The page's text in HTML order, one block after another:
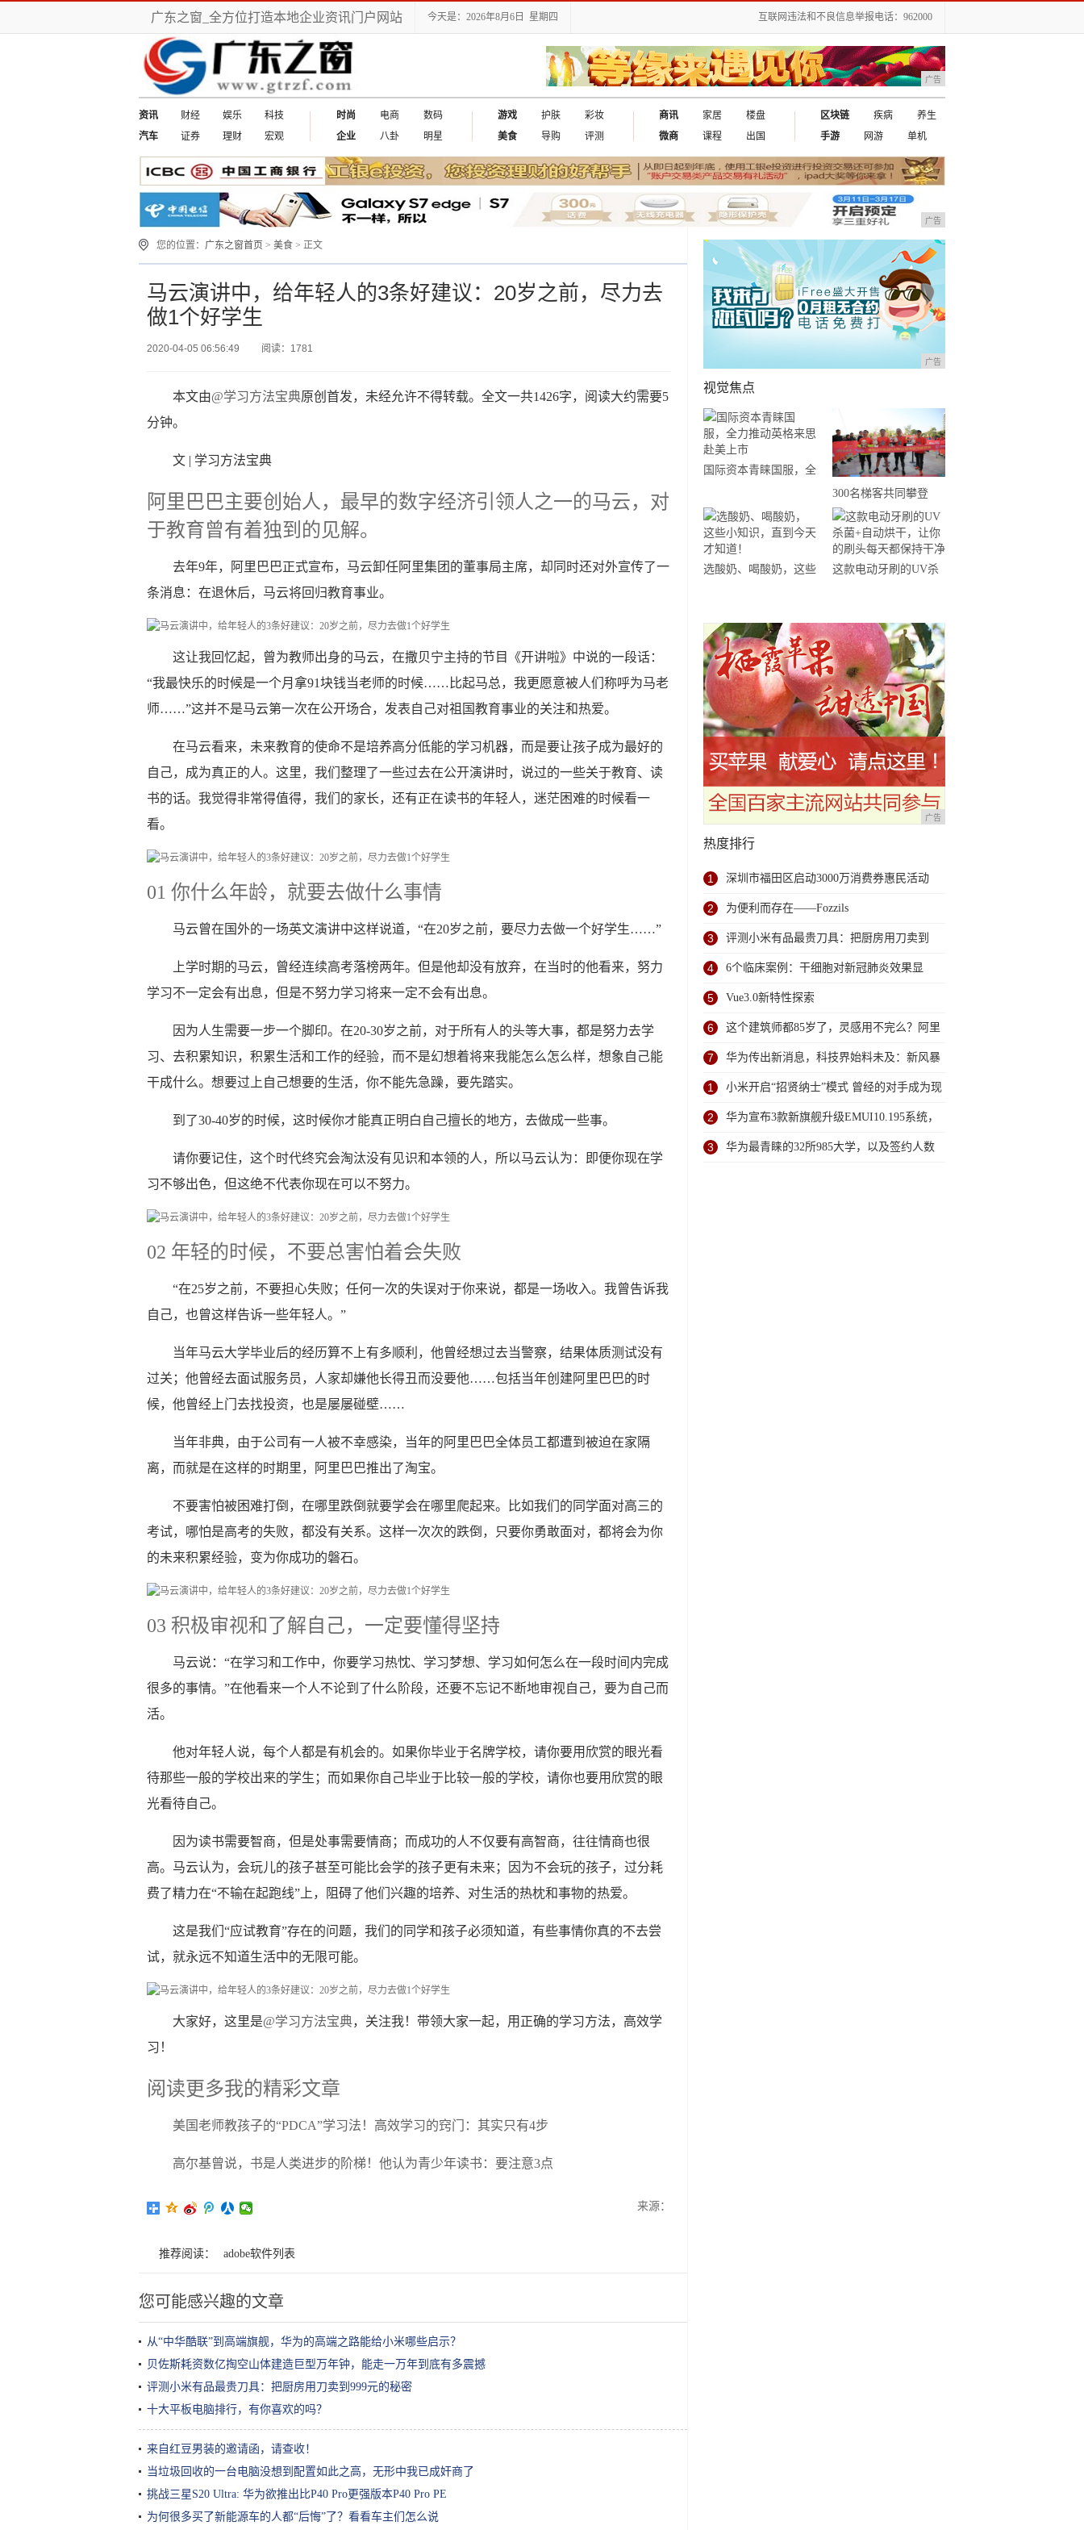
广东之窗_全方位打造本地企业资讯门户网站 今天是：2026年8月6日 星期四 互联网违法和不良信息举报电话：962000
广告
资讯 财经 娱乐
科技
汽车
证券 理财 宏观
时尚 电商
数码
企业
八卦 明星
游戏 护肤
彩妆
美食
导购 评测
商讯 家居
楼盘
微商
课程 出国
区块链 疾病
养生
手游
网游 单机
广告
您的位置： 广东之窗首页 > 美食 > 正文
马云演讲中，给年轻人的3条好建议：20岁之前，尽力去
做1个好学生
2020-04-05 06:56:49 阅读：1781
本文由@学习方法宝典原创首发，未经允许不得转载。全文一共1426字，阅读大约需要5
分钟。
文 | 学习方法宝典
阿里巴巴主要创始人，最早的数字经济引领人之一的马云，对
于教育曾有着独到的见解。
去年9年，阿里巴巴正式宣布，马云卸任阿里集团的董事局主席，却同时还对外宣传了一
条消息：在退休后，马云将回归教育事业。
这让我回忆起，曾为教师出身的马云，在撒贝宁主持的节目《开讲啦》中说的一段话：
“我最快乐的时候是一个月拿91块钱当老师的时候……比起马总，我更愿意被人们称呼为马老
师……”这并不是马云第一次在公开场合，发表自己对祖国教育事业的关注和热爱。
在马云看来，未来教育的使命不是培养高分低能的学习机器，而是要让孩子成为最好的
自己，成为真正的人。这里，我们整理了一些过去在公开演讲时，说过的一些关于教育、读
书的话。我觉得非常得值得，我们的家长，还有正在读书的年轻人，迷茫困难的时候看一
看。
01 你什么年龄，就要去做什么事情
马云曾在国外的一场英文演讲中这样说道，“在20岁之前，要尽力去做一个好学生……”
上学时期的马云，曾经连续高考落榜两年。但是他却没有放弃，在当时的他看来，努力
学习不一定会有出息，但是不努力学习将来一定不会有出息。
因为人生需要一步一个脚印。在20-30岁之前，对于所有人的头等大事，都是努力去学
习、去积累知识，积累生活和工作的经验，而不是幻想着将来我能怎么怎么样，想象自己能
干成什么。想要过上自己想要的生活，你不能先急躁，要先踏实。
到了30-40岁的时候，这时候你才能真正明白自己擅长的地方，去做成一些事。
请你要记住，这个时代终究会淘汰没有见识和本领的人，所以马云认为：即便你现在学
习不够出色，但这绝不代表你现在可以不努力。
02 年轻的时候，不要总害怕着会失败
“在25岁之前，不要担心失败；任何一次的失误对于你来说，都是一场收入。我曾告诉我
自己，也曾这样告诉一些年轻人。”
当年马云大学毕业后的经历算不上有多顺利，他曾经想过去当警察，结果体质测试没有
过关；他曾经去面试服务员，人家却嫌他长得丑而没要他……包括当年创建阿里巴巴的时
候，他曾经上门去找投资，也是屡屡碰壁……
当年非典，由于公司有一人被不幸感染，当年的阿里巴巴全体员工都遭到被迫在家隔
离，而就是在这样的时期里，阿里巴巴推出了淘宝。
不要害怕被困难打倒，在哪里跌倒就要学会在哪里爬起来。比如我们的同学面对高三的
考试，哪怕是高考的失败，都没有关系。这样一次次的跌倒，只要你勇敢面对，都将会为你
的未来积累经验，变为你成功的磐石。
03 积极审视和了解自己，一定要懂得坚持
马云说：“在学习和工作中，你要学习热忱、学习梦想、学习如何怎么在一段时间内完成
很多的事情。”在他看来一个人不论到了什么阶段，还要不忘记不断地审视自己，要为自己而
活。
他对年轻人说，每个人都是有机会的。如果你毕业于名牌学校，请你要用欣赏的眼光看
待那些一般的学校出来的学生；而如果你自己毕业于比较一般的学校，请你也要用欣赏的眼
光看待自己。
因为读书需要智商，但是处事需要情商；而成功的人不仅要有高智商，往往情商也很
高。马云认为，会玩儿的孩子甚至可能比会学的孩子更有未来；因为不会玩的孩子，过分耗
费了精力在“不输在起跑线”上，阻碍了他们兴趣的培养、对生活的热枕和事物的热爱。
这是我们“应试教育”存在的问题，我们的同学和孩子必须知道，有些事情你真的不去尝
试，就永远不知道生活中的无限可能。
大家好，这里是@学习方法宝典，关注我！带领大家一起，用正确的学习方法，高效学
习！
阅读更多我的精彩文章
美国老师教孩子的“PDCA”学习法！高效学习的窍门：其实只有4步
高尔基曾说，书是人类进步的阶梯！他认为青少年读书：要注意3点
来源：
推荐阅读： adobe软件列表
您可能感兴趣的文章
从“中华酷联”到高端旗舰，华为的高端之路能给小米哪些启示？
贝佐斯耗资数亿掏空山体建造巨型万年钟，能走一万年到底有多震撼
评测小米有品最贵刀具：把厨房用刀卖到999元的秘密
十大平板电脑排行，有你喜欢的吗？
来自红豆男装的邀请函，请查收！
当垃圾回收的一台电脑没想到配置如此之高，无形中我已成奸商了
挑战三星S20 Ultra: 华为欲推出比P40 Pro更强版本P40 Pro PE
为何很多买了新能源车的人都“后悔”了？看看车主们怎么说
广告
视觉焦点
国际资本青睐国服，全
市
300名梯客共同攀登
2019国际垂直马拉松超
级精英赛顺德海骏达中
心站欢乐开跑
选酸奶、喝酸奶，这些
这款电动牙刷的UV杀
广告
热度排行
1 深圳市福田区启动3000万消费券惠民活动
2 为便利而存在——Fozzils
3 评测小米有品最贵刀具：把厨房用刀卖到
999元的秘密
4 6个临床案例：干细胞对新冠肺炎效果显
著，或可在全球扩大研究
5 Vue3.0新特性探索
6 这个建筑师都85岁了，灵感用不完么？阿里
巴巴的火柴盒总部太赞了
7 华为传出新消息，科技界始料未及：新风暴
说来就来
1 小米开启“招贤纳士”模式 曾经的对手成为现
在的麾下 前景如何？
2 华为宣布3款新旗舰升级EMUI10.195系统，
你的手机在其中吗？
3 华为最青睐的32所985大学，以及签约人数